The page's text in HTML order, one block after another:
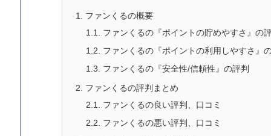
1.
ファンくるの概要
1.1.
ファンくるの『ポイントの貯めやすさ』の
1.2.
ファンくるの『ポイントの利用しやすさ』
1.3.
ファンくるの『安全性/信頼性』の評判
2.
ファンくるの評判まとめ
2.1.
ファンくるの良い評判、口コミ
2.2.
ファンくるの悪い評判、口コミ